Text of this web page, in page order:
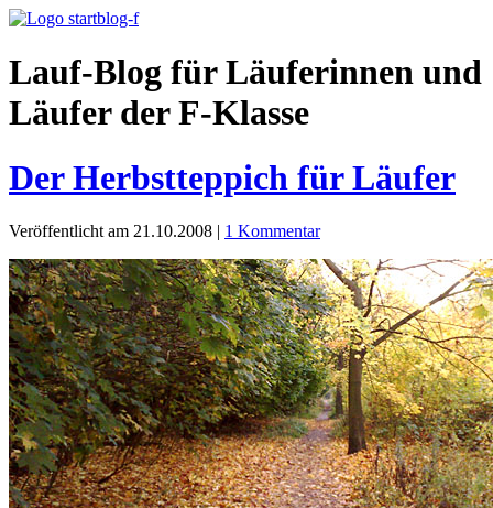
Lauf-Blog für Läuferinnen und
Läufer der F-Klasse
Der Herbstteppich für Läufer
Veröffentlicht am 21.10.2008 | 1 Kommentar